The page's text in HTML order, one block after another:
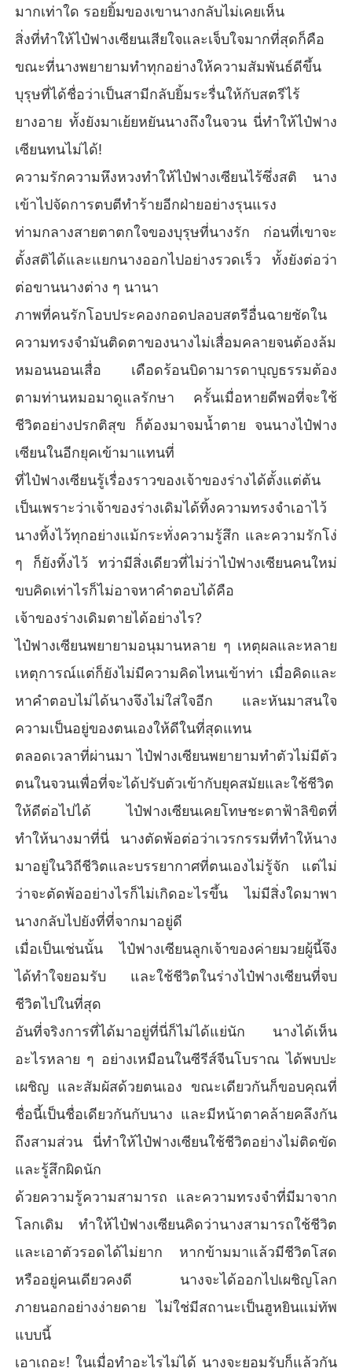
มากเท่าใด รอยยิ้มของเขานางกลับไม่เคยเห็น
สิ่งที่ทำให้ไป๋ฟางเซียนเสียใจและเจ็บใจมากที่สุดก็คือ
ขณะที่นางพยายามทำทุกอย่างให้ความสัมพันธ์ดีขึ้น
บุรุษที่ได้ชื่อว่าเป็นสามีกลับยิ้มระรื่นให้กับสตรีไร้
ยางอาย ทั้งยังมาเย้ยหยันนางถึงในจวน นี่ทำให้ไป๋ฟาง
เซียนทนไม่ได้!
ความรักความหึงหวงทำให้ไป๋ฟางเซียนไร้ซึ่งสติ นาง
เข้าไปจัดการตบตีทำร้ายอีกฝ่ายอย่างรุนแรง
ท่ามกลางสายตาตกใจของบุรุษที่นางรัก ก่อนที่เขาจะ
ตั้งสติได้และแยกนางออกไปอย่างรวดเร็ว ทั้งยังต่อว่า
ต่อขานนางต่าง ๆ นานา
ภาพที่คนรักโอบประคองกอดปลอบสตรีอื่นฉายชัดใน
ความทรงจำมันติดตาของนางไม่เสื่อมคลายจนต้องล้ม
หมอนนอนเสื่อ เดือดร้อนบิดามารดาบุญธรรมต้อง
ตามท่านหมอมาดูแลรักษา ครั้นเมื่อหายดีพอที่จะใช้
ชีวิตอย่างปรกติสุข ก็ต้องมาจมน้ำตาย จนนางไป๋ฟาง
เซียนในอีกยุคเข้ามาแทนที่
ที่ไป๋ฟางเซียนรู้เรื่องราวของเจ้าของร่างได้ตั้งแต่ต้น
เป็นเพราะว่าเจ้าของร่างเดิมได้ทิ้งความทรงจำเอาไว้
นางทิ้งไว้ทุกอย่างแม้กระทั่งความรู้สึก และความรักโง่
ๆ ก็ยังทิ้งไว้ ทว่ามีสิ่งเดียวที่ไม่ว่าไป๋ฟางเซียนคนใหม่
ขบคิดเท่าไรก็ไม่อาจหาคำตอบได้คือ
เจ้าของร่างเดิมตายได้อย่างไร?
ไป๋ฟางเซียนพยายามอนุมานหลาย ๆ เหตุผลและหลาย
เหตุการณ์แต่ก็ยังไม่มีความคิดไหนเข้าท่า เมื่อคิดและ
หาคำตอบไม่ได้นางจึงไม่ใส่ใจอีก และหันมาสนใจ
ความเป็นอยู่ของตนเองให้ดีในที่สุดแทน
ตลอดเวลาที่ผ่านมา ไป๋ฟางเซียนพยายามทำตัวไม่มีตัว
ตนในจวนเพื่อที่จะได้ปรับตัวเข้ากับยุคสมัยและใช้ชีวิต
ให้ดีต่อไปได้ ไป๋ฟางเซียนเคยโทษชะตาฟ้าลิขิตที่
ทำให้นางมาที่นี่ นางตัดพ้อต่อว่าเวรกรรมที่ทำให้นาง
มาอยู่ในวิถีชีวิตและบรรยากาศที่ตนเองไม่รู้จัก แต่ไม่
ว่าจะตัดพ้ออย่างไรก็ไม่เกิดอะไรขึ้น ไม่มีสิ่งใดมาพา
นางกลับไปยังที่ที่จากมาอยู่ดี
เมื่อเป็นเช่นนั้น ไป๋ฟางเซียนลูกเจ้าของค่ายมวยผู้นี้จึง
ได้ทำใจยอมรับ และใช้ชีวิตในร่างไป๋ฟางเซียนที่จบ
ชีวิตไปในที่สุด
อันที่จริงการที่ได้มาอยู่ที่นี่ก็ไม่ได้แย่นัก นางได้เห็น
อะไรหลาย ๆ อย่างเหมือนในซีรีส์จีนโบราณ ได้พบปะ
เผชิญ และสัมผัสด้วยตนเอง ขณะเดียวกันก็ขอบคุณที่
ชื่อนี้เป็นชื่อเดียวกันกับนาง และมีหน้าตาคล้ายคลึงกัน
ถึงสามส่วน นี่ทำให้ไป๋ฟางเซียนใช้ชีวิตอย่างไม่ติดขัด
และรู้สึกผิดนัก
ด้วยความรู้ความสามารถ และความทรงจำที่มีมาจาก
โลกเดิม ทำให้ไป๋ฟางเซียนคิดว่านางสามารถใช้ชีวิต
และเอาตัวรอดได้ไม่ยาก หากข้ามมาแล้วมีชีวิตโสด
หรืออยู่คนเดียวคงดี นางจะได้ออกไปเผชิญโลก
ภายนอกอย่างง่ายดาย ไม่ใช่มีสถานะเป็นฮูหยินแม่ทัพ
แบบนี้
เอาเถอะ! ในเมื่อทำอะไรไม่ได้ นางจะยอมรับก็แล้วกัน